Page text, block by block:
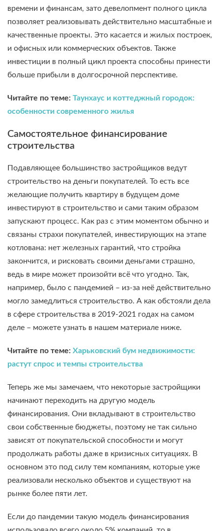
времени и финансам, зато девелопмент полного цикла
позволяет реализовывать действительно масштабные и
качественные проекты. Это касается и жилых построек,
и офисных или коммерческих объектов. Также
инвестиции в полный цикл проекта способны принести
больше прибыли в долгосрочной перспективе.
Читайте по теме: Таунхаус и коттеджный городок:
особенности современного жилья
Самостоятельное финансирование
строительства
Подавляющее большинство застройщиков ведут
строительство на деньги покупателей. То есть все
желающие получить квартиру в будущем доме
инвестируют в строительство и сами таким образом
запускают процесс. Как раз с этим моментом обычно и
связаны страхи покупателей, инвестирующих на этапе
котлована: нет железных гарантий, что стройка
закончится, и рисковать своими деньгами страшно,
ведь в мире может произойти всё что угодно. Так,
например, было с пандемией – из-за неё действительно
могло замедлиться строительство. А как обстояли дела
в сфере строительства в 2019-2021 годах на самом
деле – можете узнать в нашем материале ниже.
Читайте по теме: Харьковский бум недвижимости:
растут спрос и темпы строительства
Теперь же мы замечаем, что некоторые застройщики
начинают переходить на другую модель
финансирования. Они вкладывают в строительство
свои собственные бюджеты, поэтому не так сильно
зависят от покупательской способности и могут
продолжать работы даже в кризисных ситуациях. В
основном это под силу тем компаниям, которые уже
реализовали несколько объектов и существуют на
рынке более пяти лет.
Если до пандемии такую модель финансирования